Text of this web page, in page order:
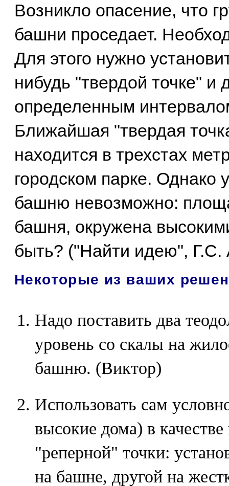
Возникло опасение, что
башни проседает.
Для этого нужно
нибудь "твердой точке" и
определенным
Ближайшая "твердая
находится в трехстах
городском парке. Однако
башню невозможно:
башня, окружена
быть? ("Найти идею", Г.С.
Некоторые из ваших
Надо поставить два
уровень со скалы на
башню. (Виктор)
Использовать сам
высокие дома) в
"реперной" точки:
на башне, другой на